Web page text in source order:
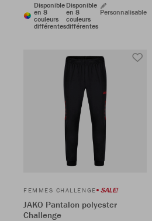
Disponible
en 8
couleurs
différentes
Disponible
en 8
couleurs
différentes
Personnalisable
FEMMES CHALLENGE SALE!
JAKO Pantalon polyester
Challenge